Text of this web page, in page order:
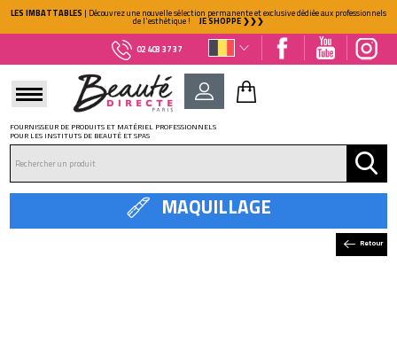
LES IMBATTABLES | Découvrez une nouvelle sélection permanente et exclusive dédiée aux professionnels
de l'esthétique ! JE SHOPPE ❯❯❯
02 403 37 37
FOURNISSEUR DE PRODUITS ET MATÉRIEL PROFESSIONNELS
POUR LES INSTITUTS DE BEAUTÉ ET SPAS
Retour
MAQUILLAGE